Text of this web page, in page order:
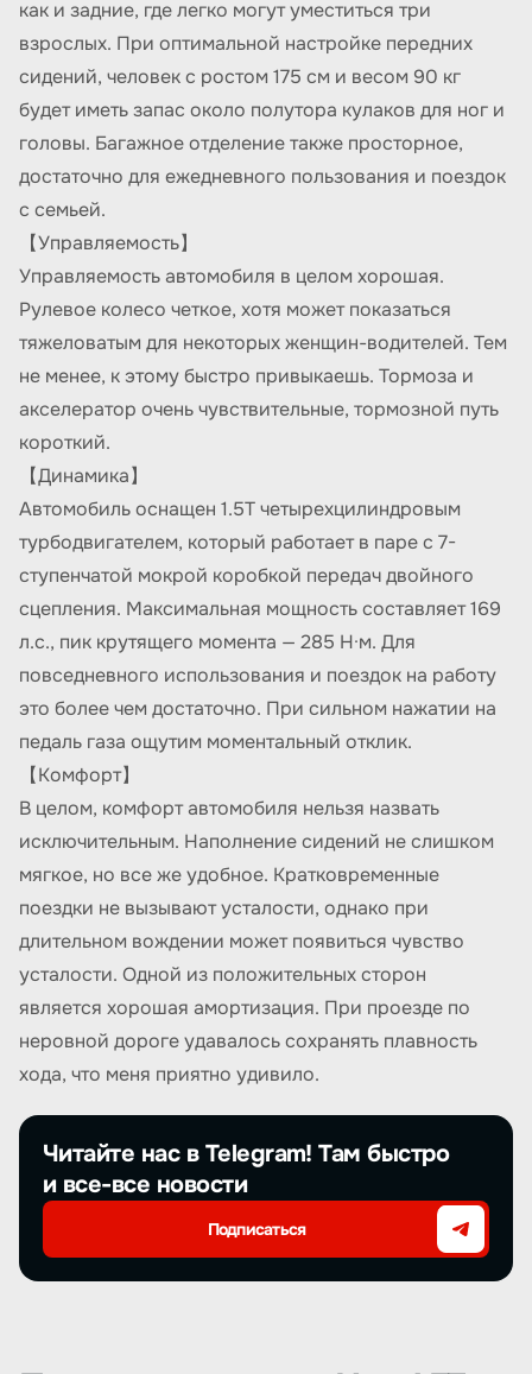
как и задние, где легко могут уместиться три
взрослых. При оптимальной настройке передних
сидений, человек с ростом 175 см и весом 90 кг
будет иметь запас около полутора кулаков для ног и
головы. Багажное отделение также просторное,
достаточно для ежедневного пользования и поездок
с семьей.
【Управляемость】
Управляемость автомобиля в целом хорошая.
Рулевое колесо четкое, хотя может показаться
тяжеловатым для некоторых женщин-водителей. Тем
не менее, к этому быстро привыкаешь. Тормоза и
акселератор очень чувствительные, тормозной путь
короткий.
【Динамика】
Автомобиль оснащен 1.5T четырехцилиндровым
турбодвигателем, который работает в паре с 7-
ступенчатой мокрой коробкой передач двойного
сцепления. Максимальная мощность составляет 169
л.с., пик крутящего момента — 285 Н·м. Для
повседневного использования и поездок на работу
это более чем достаточно. При сильном нажатии на
педаль газа ощутим моментальный отклик.
【Комфорт】
В целом, комфорт автомобиля нельзя назвать
исключительным. Наполнение сидений не слишком
мягкое, но все же удобное. Кратковременные
поездки не вызывают усталости, однако при
длительном вождении может появиться чувство
усталости. Одной из положительных сторон
является хорошая амортизация. При проезде по
неровной дороге удавалось сохранять плавность
хода, что меня приятно удивило.
Читайте нас в Telegram! Там быстро
и все-все новости
Подписаться